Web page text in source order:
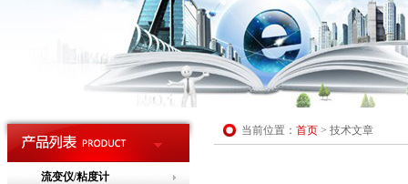
流变仪/粘度计
当前位置： 首页 > 技术文章